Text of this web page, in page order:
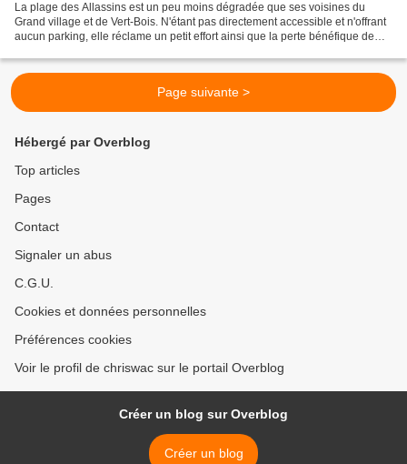
La plage des Allassins est un peu moins dégradée que ses voisines du
Grand village et de Vert-Bois. N'étant pas directement accessible et n'offrant
aucun parking, elle réclame un petit effort ainsi que la perte bénéfique de
Page suivante >
Hébergé par Overblog
Top articles
Pages
Contact
Signaler un abus
C.G.U.
Cookies et données personnelles
Préférences cookies
Voir le profil de chriswac sur le portail Overblog
Créer un blog sur Overblog
Créer un blog